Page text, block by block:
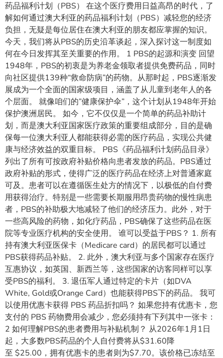
药品福利计划（PBS） 在这个医疗费用日益高昂的时代，了
解如何通过澳大利亚的药品福利计划（PBS）减轻您的经济
负担，无疑是每位居住在澳大利亚的朋友都应掌握的知识。
今天，我们将从PBS的历史沿革谈起，深入探讨这一制度如
何在今日发挥其至关重要的作用。 1 PBS的起源和演变 回望
1948年，PBS的初衷是为养老金领取者提供免费药品，同时
向社区提供139种“救命防病”的药物。从那时起，PBS逐渐发
展成为一个全面的国家级项目，涵盖了从儿童到老年人的各
个层面。 就像咱们的”健康保护伞”，这个计划从1948年开始
保护澳洲居民。 如今，它不仅仅是一个简单的药品补助计
划，而是澳大利亚国家医疗政策的重要组成部分，目的是确
保每一位澳大利亚人都能获得必需的医疗药品，实现公共健
康与经济效益的双重目标。 PBS《药品福利计划药品目录》
列出了所有可按政府补贴价格向患者发放的药品。PBS通过
政府补贴的形式，使得广泛的医疗药品在经济上对普通家庭
可及。患者可以在遵循医生处方的情况下，以极低的自付费
用获得治疗。特别是一些需要长期服用昂贵药物的慢性病患
者，PBS的补助极大地减轻了他们的经济压力。此外，对于
一些高风险的药物，如化疗药品，PBS确保了这些药品在医
院等专业医疗机构的安全使用。 谁可以受益于PBS？ 1. 所有
持有澳大利亚医保卡（Medicare card）的居民都可以通过
PBS获得药品补贴。 2. 此外，澳大利亚与多个国家存在医疗
互惠协议，如英国、新西兰等，这些国家的访客同样可以享
受PBS的福利。 3. 退伍军人通过特定的卡片（如DVA
White, Gold或Orange Card）也能获得PBS下的药品。 我可
以使用优惠卡获得 PBS 药品折扣吗？ 如果您持有优惠卡，您
支付的 PBS 药物费用会减少，您必须持有下列其中一张卡：
2 如何理解PBS的患者费用与补贴机制？ 从2026年1月1日
起，大多数PBS药品的个人自付费将从$31.60降
至 $25.00，拥有优惠卡的患者则为$7.70。该价格已冻结至